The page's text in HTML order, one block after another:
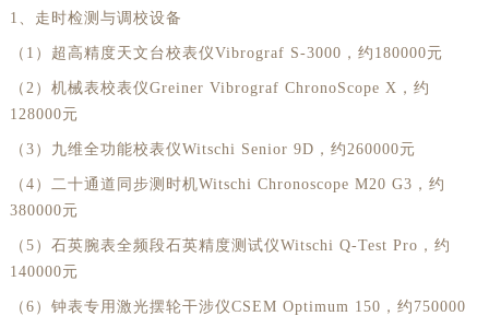
1、走时检测与调校设备
（1）超高精度天文台校表仪Vibrograf S-3000，约180000元
（2）机械表校表仪Greiner Vibrograf ChronoScope X，约
128000元
（3）九维全功能校表仪Witschi Senior 9D，约260000元
（4）二十通道同步测时机Witschi Chronoscope M20 G3，约
380000元
（5）石英腕表全频段石英精度测试仪Witschi Q-Test Pro，约
140000元
（6）钟表专用激光摆轮干涉仪CSEM Optimum 150，约750000